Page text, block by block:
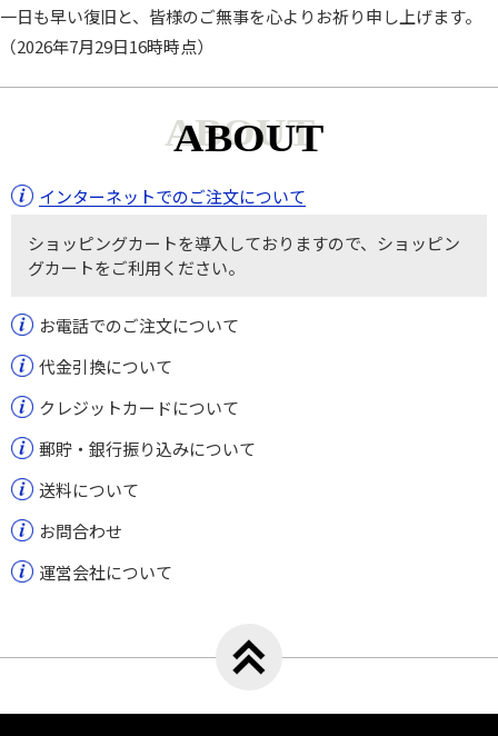
一日も早い復旧と、皆様のご無事を心よりお祈り申し上げます。
（2026年7月29日16時時点）
ABOUT
インターネットでのご注文について
ショッピングカートを導入しておりますので、ショッピン
グカートをご利用ください。
お電話でのご注文について
代金引換について
クレジットカードについて
郵貯・銀行振り込みについて
送料について
お問合わせ
運営会社について